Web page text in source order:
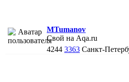
MTumanov
Свой на Aqa.ru
4244 3363 Санкт-